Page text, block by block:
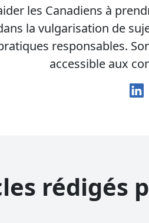
sans vérification bancaire
d'hypothèque
les Canadiens à
la vulgarisation de
responsables.
accessible aux
rédigés